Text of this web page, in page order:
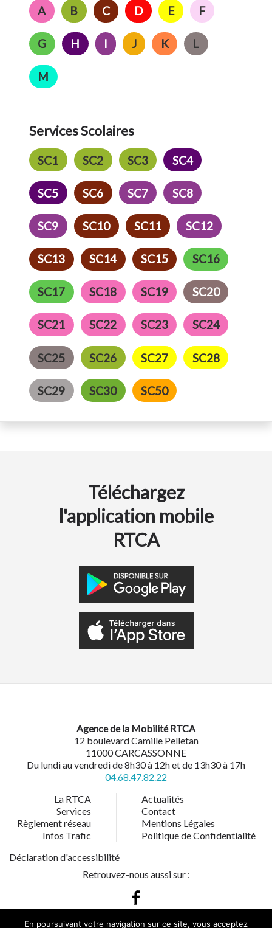
A B C D E F
G H I J K L
M
Services Scolaires
SC1 SC2 SC3 SC4
SC5 SC6 SC7 SC8
SC9 SC10 SC11 SC12
SC13 SC14 SC15 SC16
SC17 SC18 SC19 SC20
SC21 SC22 SC23 SC24
SC25 SC26 SC27 SC28
SC29 SC30 SC50
Téléchargez
l'application mobile
RTCA
Agence de la Mobilité RTCA
12 boulevard Camille Pelletan
11000 CARCASSONNE
Du lundi au vendredi de 8h30 à 12h et de 13h30 à 17h
04.68.47.82.22
La RTCA
Services
Règlement réseau
Infos Trafic
Actualités
Contact
Mentions Légales
Politique de Confidentialité
Déclaration d'accessibilité
Retrouvez-nous aussi sur :
En poursuivant votre navigation sur ce site, vous acceptez